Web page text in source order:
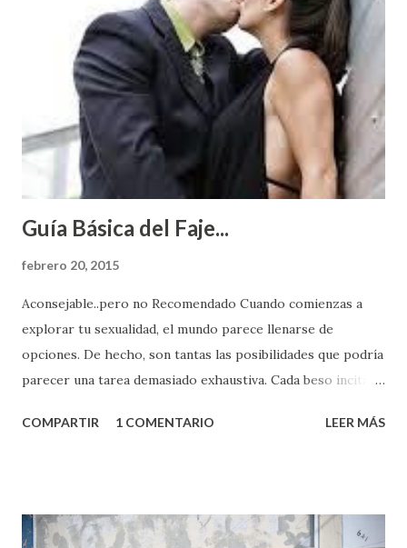
Guía Básica del Faje...
febrero 20, 2015
Aconsejable..pero no Recomendado Cuando comienzas a
explorar tu sexualidad, el mundo parece llenarse de
opciones. De hecho, son tantas las posibilidades que podría
parecer una tarea demasiado exhaustiva. Cada beso incita
partes de ti que jamás hubieras imaginado. El problema es
conoces ni la mitad de lo que deberías saber. Pero incluso
COMPARTIR 1 COMENTARIO LEER MÁS